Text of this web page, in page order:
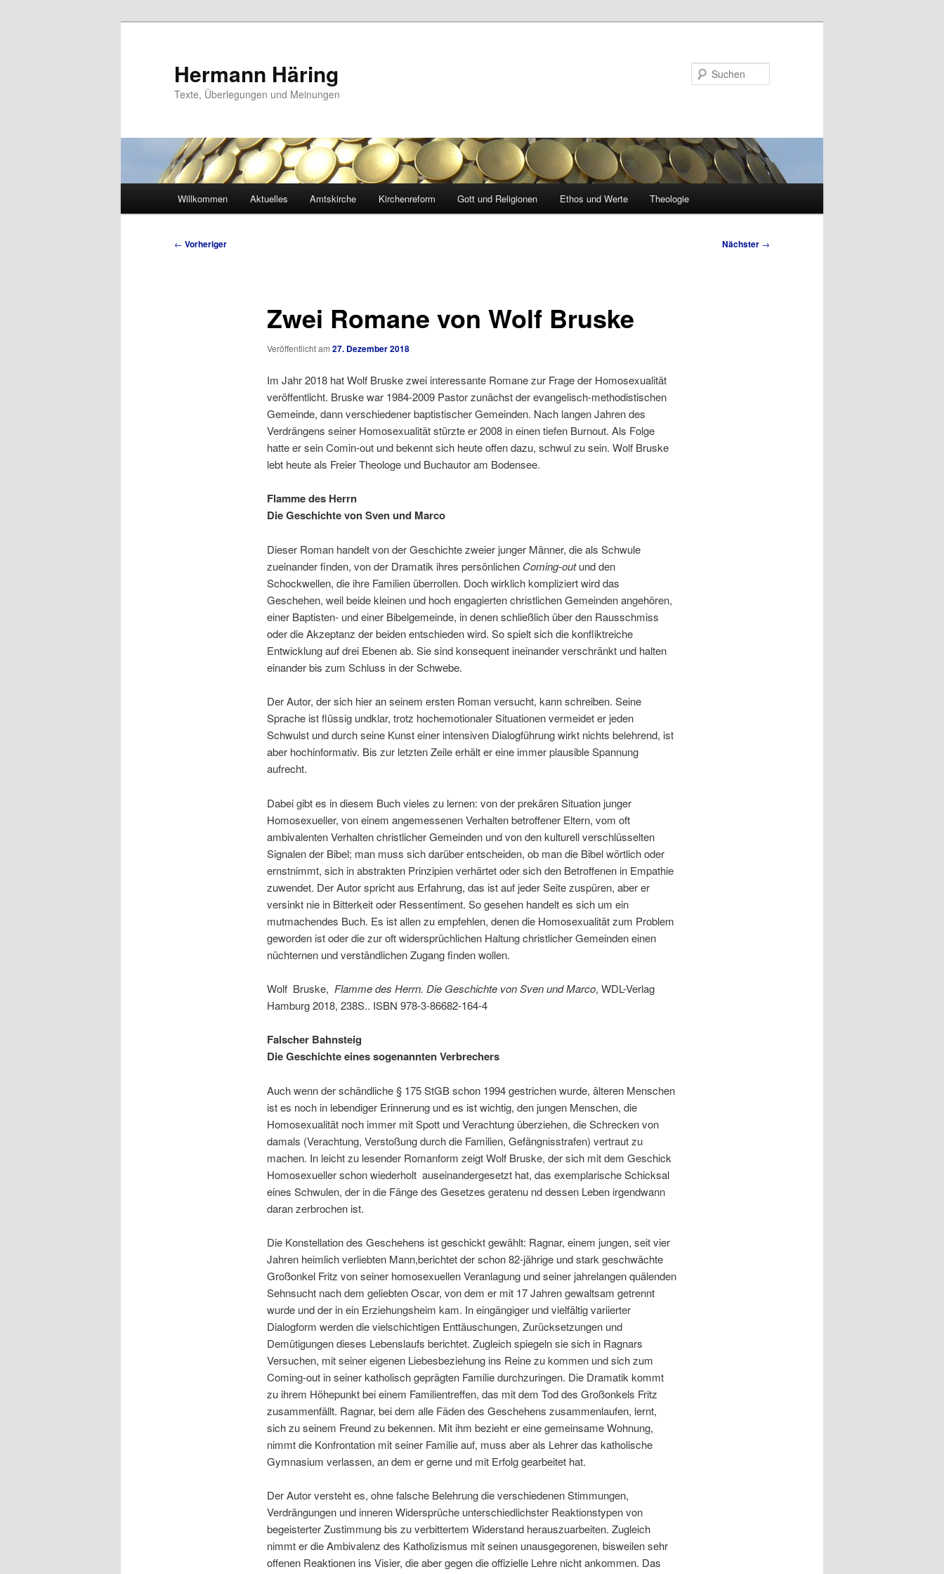
Hermann Häring
Texte, Überlegungen und Meinungen
Willkommen Aktuelles Amtskirche Kirchenreform Gott und Religionen Ethos und Werte Theologie
Beitragsnavigation
← Vorheriger Nächster →
Zwei Romane von Wolf Bruske
Veröffentlicht am 27. Dezember 2018
Im Jahr 2018 hat Wolf Bruske zwei interessante Romane zur Frage der Homosexualität
veröffentlicht. Bruske war 1984-2009 Pastor zunächst der evangelisch-methodistischen
Gemeinde, dann verschiedener baptistischer Gemeinden. Nach langen Jahren des
Verdrängens seiner Homosexualität stürzte er 2008 in einen tiefen Burnout. Als Folge
hatte er sein Comin-out und bekennt sich heute offen dazu, schwul zu sein. Wolf Bruske
lebt heute als Freier Theologe und Buchautor am Bodensee.
Flamme des Herrn
Die Geschichte von Sven und Marco
Dieser Roman handelt von der Geschichte zweier junger Männer, die als Schwule
zueinander finden, von der Dramatik ihres persönlichen Coming-outund den
Schockwellen, die ihre Familien überrollen. Doch wirklich kompliziert wird das
Geschehen, weil beide kleinen und hoch engagierten christlichen Gemeinden angehören,
einer Baptisten- und einer Bibelgemeinde, in denen schließlich über den Rausschmiss
oder die Akzeptanz der beiden entschieden wird. So spielt sich die konfliktreiche
Entwicklung auf drei Ebenen ab. Sie sind konsequent ineinander verschränkt und halten
einander bis zum Schluss in der Schwebe.
Der Autor, der sich hier an seinem ersten Roman versucht, kann schreiben. Seine
Sprache ist flüssig undklar, trotz hochemotionaler Situationen vermeidet er jeden
Schwulst und durch seine Kunst einer intensiven Dialogführung wirkt nichts belehrend, ist
aber hochinformativ. Bis zur letzten Zeile erhält er eine immer plausible Spannung
aufrecht.
Dabei gibt es in diesem Buch vieles zu lernen: von der prekären Situation junger
Homosexueller, von einem angemessenen Verhalten betroffener Eltern, vom oft
ambivalenten Verhalten christlicher Gemeinden und von den kulturell verschlüsselten
Signalen der Bibel; man muss sich darüber entscheiden, ob man die Bibel wörtlich oder
ernstnimmt, sich in abstrakten Prinzipien verhärtet oder sich den Betroffenen in Empathie
zuwendet. Der Autor spricht aus Erfahrung, das ist auf jeder Seite zuspüren, aber er
versinkt nie in Bitterkeit oder Ressentiment. So gesehen handelt es sich um ein
mutmachendes Buch. Es ist allen zu empfehlen, denen die Homosexualität zum Problem
geworden ist oder die zur oft widersprüchlichen Haltung christlicher Gemeinden einen
nüchternen und verständlichen Zugang finden wollen.
Wolf Bruske, Flamme des Herrn. Die Geschichte von Sven und Marco, WDL-Verlag
Hamburg 2018, 238S.. ISBN 978-3-86682-164-4
Falscher Bahnsteig
Die Geschichte eines sogenannten Verbrechers
Auch wenn der schändliche § 175 StGB schon 1994 gestrichen wurde, älteren Menschen
ist es noch in lebendiger Erinnerung und es ist wichtig, den jungen Menschen, die
Homosexualität noch immer mit Spott und Verachtung überziehen, die Schrecken von
damals (Verachtung, Verstoßung durch die Familien, Gefängnisstrafen) vertraut zu
machen. In leicht zu lesender Romanform zeigt Wolf Bruske, der sich mit dem Geschick
Homosexueller schon wiederholt auseinandergesetzt hat, das exemplarische Schicksal
eines Schwulen, der in die Fänge des Gesetzes geratenu nd dessen Leben irgendwann
daran zerbrochen ist.
Die Konstellation des Geschehens ist geschickt gewählt: Ragnar, einem jungen, seit vier
Jahren heimlich verliebten Mann,berichtet der schon 82-jährige und stark geschwächte
Großonkel Fritz von seiner homosexuellen Veranlagung und seiner jahrelangen quälenden
Sehnsucht nach dem geliebten Oscar, von dem er mit 17 Jahren gewaltsam getrennt
wurde und der in ein Erziehungsheim kam. In eingängiger und vielfältig variierter
Dialogform werden die vielschichtigen Enttäuschungen, Zurücksetzungen und
Demütigungen dieses Lebenslaufs berichtet. Zugleich spiegeln sie sich in Ragnars
Versuchen, mit seiner eigenen Liebesbeziehung ins Reine zu kommen und sich zum
Coming-out in seiner katholisch geprägten Familie durchzuringen. Die Dramatik kommt
zu ihrem Höhepunkt bei einem Familientreffen, das mit dem Tod des Großonkels Fritz
zusammenfällt. Ragnar, bei dem alle Fäden des Geschehens zusammenlaufen, lernt,
sich zu seinem Freund zu bekennen. Mit ihm bezieht er eine gemeinsame Wohnung,
nimmt die Konfrontation mit seiner Familie auf, muss aber als Lehrer das katholische
Gymnasium verlassen, an dem er gerne und mit Erfolg gearbeitet hat.
Der Autor versteht es, ohne falsche Belehrung die verschiedenen Stimmungen,
Verdrängungen und inneren Widersprüche unterschiedlichster Reaktionstypen von
begeisterter Zustimmung bis zu verbittertem Widerstand herauszuarbeiten. Zugleich
nimmt er die Ambivalenz des Katholizismus mit seinen unausgegorenen, bisweilen sehr
offenen Reaktionen ins Visier, die aber gegen die offizielle Lehre nicht ankommen. Das